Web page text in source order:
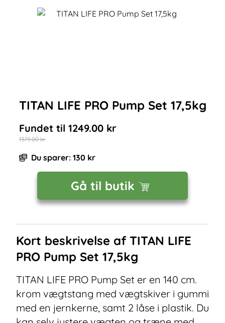
TITAN LIFE PRO Pump Set 17,5kg
Fundet til 1249.00kr
1379.00kr
Du sparer: 130 kr
Gå til butik
Kort beskrivelse af TITAN LIFE
PRO Pump Set 17,5kg
TITAN LIFE PRO Pump Set er en 140 cm.
krom vægtstang med vægtskiver i gummi
med en jernkerne, samt 2 låse i plastik. Du